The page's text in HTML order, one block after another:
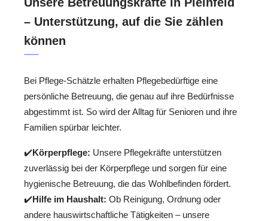
– Unterstützung, auf die Sie zählen
können
Bei Pflege-Schätzle erhalten Pflegebedürftige eine
persönliche Betreuung, die genau auf ihre Bedürfnisse
abgestimmt ist. So wird der Alltag für Senioren und ihre
Familien spürbar leichter.
✔️Körperpflege: Unsere Pflegekräfte unterstützen
zuverlässig bei der Körperpflege und sorgen für eine
hygienische Betreuung, die das Wohlbefinden fördert.
✔️Hilfe im Haushalt: Ob Reinigung, Ordnung oder
andere hauswirtschaftliche Tätigkeiten – unsere